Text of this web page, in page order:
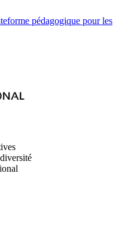
pédagogique pour les